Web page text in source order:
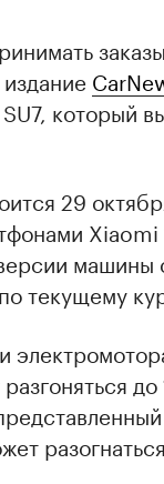
который
29
машины
текущему